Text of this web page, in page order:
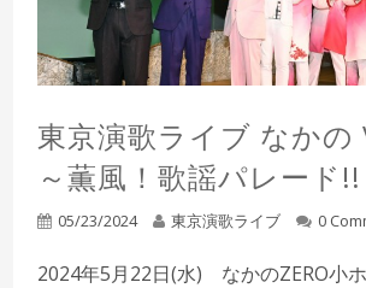
東京演歌ライブ なかの
～薫風！歌謡パレード!!
05/23/2024 東京演歌ライブ 0
2024年5月22日(水) なかのZERO小ホ